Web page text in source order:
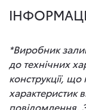
*Виробник
до технічних
конструкції,
характеристик
повідомлення.